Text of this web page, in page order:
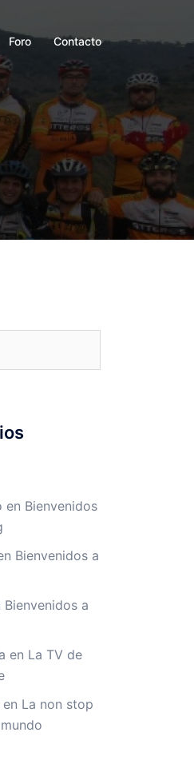
Foro Contacto
en Bienvenidos
Bienvenidos a
Bienvenidos a
en La TV de
en La non stop